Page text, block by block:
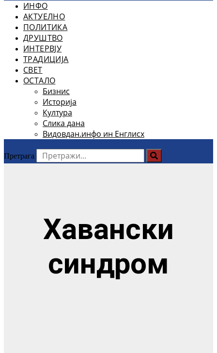
ИНФО
АКТУЕЛНО
ПОЛИТИКА
ДРУШТВО
ИНТЕРВЈУ
ТРАДИЦИЈА
СВЕТ
ОСТАЛО
Бизнис
Историја
Култура
Слика дана
Видовдан.инфо ин Енглисх
Претрага
Хавански
синдром